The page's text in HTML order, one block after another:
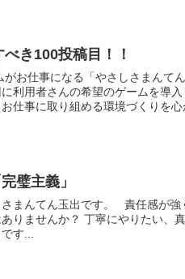
べき100投稿目！！
がお仕事になる「やさしさまんて
利用者さんの希望のゲームを導
仕事に取り組める環境づくりを心
璧主義」
まんてん玉出です。 責任感が
りませんか？ 丁寧にやりたい、
す...